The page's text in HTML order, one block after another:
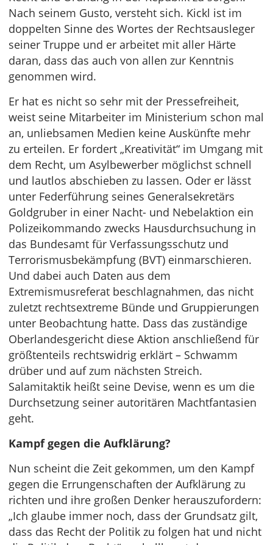
Nach seinem Gusto, versteht sich. Kickl ist im
doppelten Sinne des Wortes der Rechtsausleger
seiner Truppe und er arbeitet mit aller Härte
daran, dass das auch von allen zur Kenntnis
genommen wird.
Er hat es nicht so sehr mit der Pressefreiheit,
weist seine Mitarbeiter im Ministerium schon mal
an, unliebsamen Medien keine Auskünfte mehr
zu erteilen. Er fordert „Kreativität“ im Umgang mit
dem Recht, um Asylbewerber möglichst schnell
und lautlos abschieben zu lassen. Oder er lässt
unter Federführung seines Generalsekretärs
Goldgruber in einer Nacht- und Nebelaktion ein
Polizeikommando zwecks Hausdurchsuchung in
das Bundesamt für Verfassungsschutz und
Terrorismusbekämpfung (BVT) einmarschieren.
Und dabei auch Daten aus dem
Extremismusreferat beschlagnahmen, das nicht
zuletzt rechtsextreme Bünde und Gruppierungen
unter Beobachtung hatte. Dass das zuständige
Oberlandesgericht diese Aktion anschließend für
größtenteils rechtswidrig erklärt – Schwamm
drüber und auf zum nächsten Streich.
Salamitaktik heißt seine Devise, wenn es um die
Durchsetzung seiner autoritären Machtfantasien
geht.
Kampf gegen die Aufklärung?
Nun scheint die Zeit gekommen, um den Kampf
gegen die Errungenschaften der Aufklärung zu
richten und ihre großen Denker herauszufordern:
„Ich glaube immer noch, dass der Grundsatz gilt,
dass das Recht der Politik zu folgen hat und nicht